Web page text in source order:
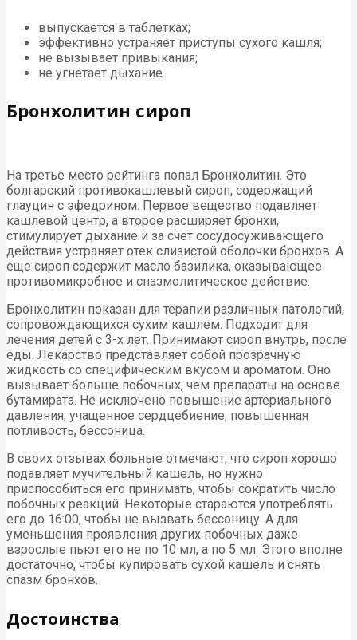
выпускается в таблетках;
эффективно устраняет приступы сухого кашля;
не вызывает привыкания;
не угнетает дыхание.
Бронхолитин сироп
На третье место рейтинга попал Бронхолитин. Это
болгарский противокашлевый сироп, содержащий
глауцин с эфедрином. Первое вещество подавляет
кашлевой центр, а второе расширяет бронхи,
стимулирует дыхание и за счет сосудосуживающего
действия устраняет отек слизистой оболочки бронхов. А
еще сироп содержит масло базилика, оказывающее
противомикробное и спазмолитическое действие.
Бронхолитин показан для терапии различных патологий,
сопровождающихся сухим кашлем. Подходит для
лечения детей с 3-х лет. Принимают сироп внутрь, после
еды. Лекарство представляет собой прозрачную
жидкость со специфическим вкусом и ароматом. Оно
вызывает больше побочных, чем препараты на основе
бутамирата. Не исключено повышение артериального
давления, учащенное сердцебиение, повышенная
потливость, бессоница.
В своих отзывах больные отмечают, что сироп хорошо
подавляет мучительный кашель, но нужно
приспособиться его принимать, чтобы сократить число
побочных реакций. Некоторые стараются употреблять
его до 16:00, чтобы не вызвать бессоницу. А для
уменьшения проявления других побочных даже
взрослые пьют его не по 10 мл, а по 5 мл. Этого вполне
достаточно, чтобы купировать сухой кашель и снять
спазм бронхов.
Достоинства